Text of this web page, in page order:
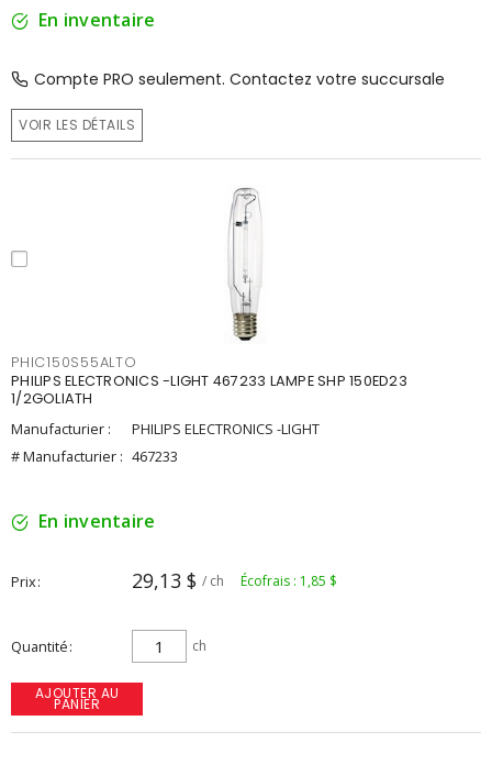
En inventaire
Compte PRO seulement. Contactez votre succursale
VOIR LES DÉTAILS
PHIC150S55ALTO
PHILIPS ELECTRONICS -LIGHT 467233 LAMPE SHP 150ED23
1/2GOLIATH
Manufacturier :
PHILIPS ELECTRONICS -LIGHT
# Manufacturier : 467233
En inventaire
Prix 29,13 $ / ch Écofrais : 1,85 $
Quantité ch
AJOUTER AU
PANIER